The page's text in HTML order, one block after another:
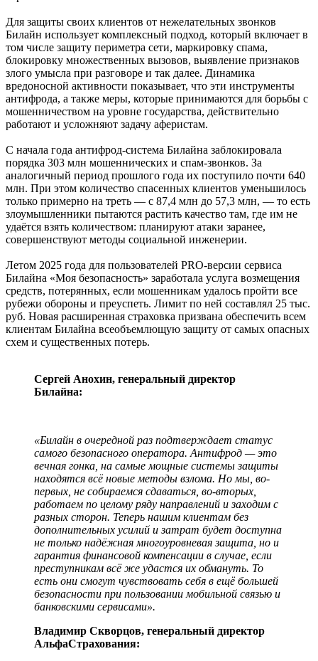
Для защиты своих клиентов от нежелательных звонков
Билайн использует комплексный подход, который включает в
том числе защиту периметра сети, маркировку спама,
блокировку множественных вызовов, выявление признаков
злого умысла при разговоре и так далее. Динамика
вредоносной активности показывает, что эти инструменты
антифрода, а также меры, которые принимаются для борьбы с
мошенничеством на уровне государства, действительно
работают и усложняют задачу аферистам.
С начала года антифрод-система Билайна заблокировала
порядка 303 млн мошеннических и спам-звонков. За
аналогичный период прошлого года их поступило почти 640
млн. При этом количество спасенных клиентов уменьшилось
только примерно на треть — с 87,4 млн до 57,3 млн, — то есть
злоумышленники пытаются растить качество там, где им не
удаётся взять количеством: планируют атаки заранее,
совершенствуют методы социальной инженерии.
Летом 2025 года для пользователей PRO-версии сервиса
Билайна «Моя безопасность» заработала услуга возмещения
средств, потерянных, если мошенникам удалось пройти все
рубежи обороны и преуспеть. Лимит по ней составлял 25 тыс.
руб. Новая расширенная страховка призвана обеспечить всем
клиентам Билайна всеобъемлющую защиту от самых опасных
схем и существенных потерь.
Сергей Анохин, генеральный директор
Билайна:
«Билайн в очередной раз подтверждает статус
самого безопасного оператора. Антифрод — это
вечная гонка, на самые мощные системы защиты
находятся всё новые методы взлома. Но мы, во-
первых, не собираемся сдаваться, во-вторых,
работаем по целому ряду направлений и заходим с
разных сторон. Теперь нашим клиентам без
дополнительных усилий и затрат будет доступна
не только надёжная многоуровневая защита, но и
гарантия финансовой компенсации в случае, если
преступникам всё же удастся их обмануть. То
есть они смогут чувствовать себя в ещё большей
безопасности при пользовании мобильной связью и
банковскими сервисами».
Владимир Скворцов, генеральный директор
АльфаСтрахования: